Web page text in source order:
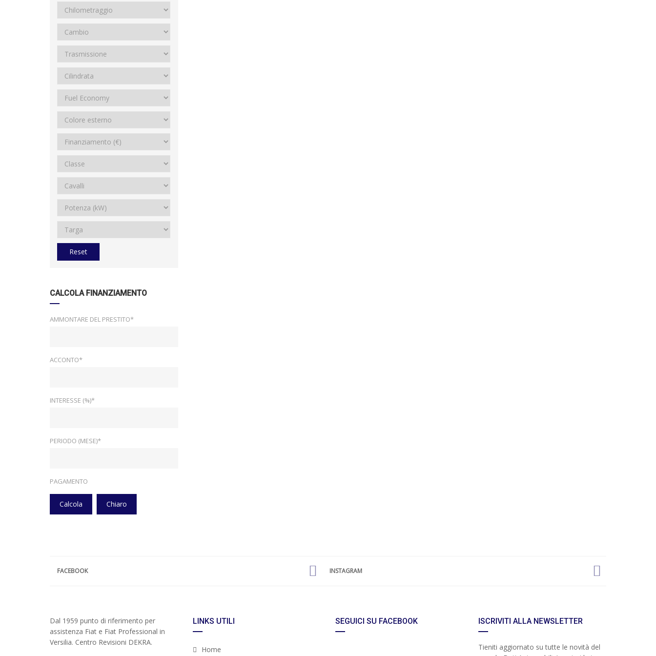
Reset
CALCOLA FINANZIAMENTO
AMMONTARE DEL PRESTITO*
ACCONTO*
INTERESSE (%)*
PERIODO (MESE)*
PAGAMENTO
Calcola Chiaro
FACEBOOK INSTAGRAM
Dal 1959 punto di riferimento per
assistenza Fiat e Fiat Professional in
Versilia. Centro Revisioni DEKRA.
LINKS UTILI
Home
SEGUICI SU FACEBOOK ISCRIVITI ALLA NEWSLETTER
Tieniti aggiornato su tutte le novità del